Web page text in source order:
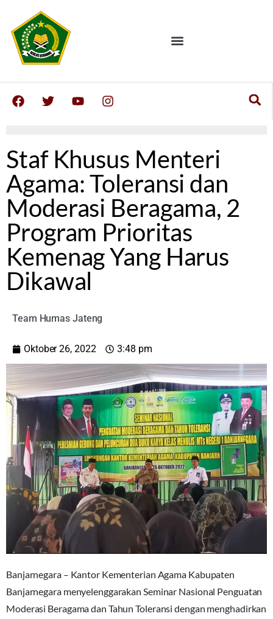
Staf Khusus Menteri
Agama: Toleransi dan
Moderasi Beragama, 2
Program Prioritas
Kemenag Yang Harus
Dikawal
Team Humas Jateng
Oktober 26, 2022 3:48 pm
Banjarnegara – Kantor Kementerian Agama Kabupaten
Banjarnegara menyelenggarakan Seminar Nasional Penguatan
Moderasi Beragama dan Tahun Toleransi dengan menghadirkan